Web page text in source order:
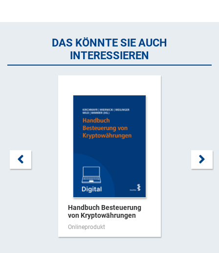
DAS KÖNNTE SIE AUCH
INTERESSIEREN
Handbuch Besteuerung
von Kryptowährungen
Onlineprodukt